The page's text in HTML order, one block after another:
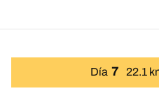
Día 7 22.1